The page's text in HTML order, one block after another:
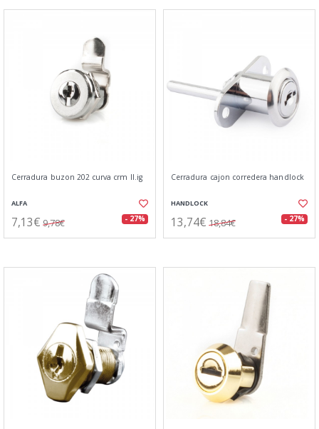
Cerradura buzon 202 curva crm ll.ig
ALFA
7,13€ 9,78€ - 27%
Cerradura cajon corredera handlock
HANDLOCK
13,74€ 18,84€ - 27%